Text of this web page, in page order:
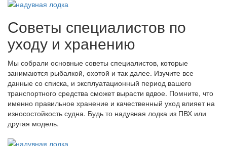
Советы специалистов по
уходу и хранению
Мы собрали основные советы специалистов, которые
занимаются рыбалкой, охотой и так далее. Изучите все
данные со списка, и эксплуатационный период вашего
транспортного средства сможет вырасти вдвое. Помните, что
именно правильное хранение и качественный уход влияет на
износостойкость судна. Будь то надувная лодка из ПВХ или
другая модель.